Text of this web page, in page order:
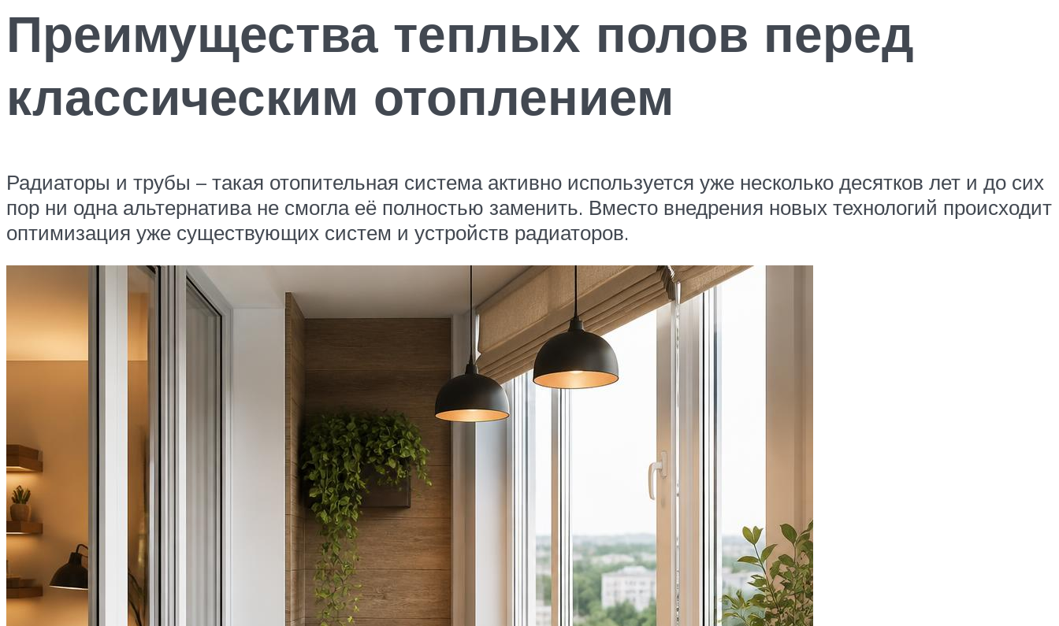
Преимущества теплых полов перед
классическим отоплением
Радиаторы и трубы – такая отопительная система активно используется уже несколько десятков лет и до сих
пор ни одна альтернатива не смогла её полностью заменить. Вместо внедрения новых технологий происходит
оптимизация уже существующих систем и устройств радиаторов.